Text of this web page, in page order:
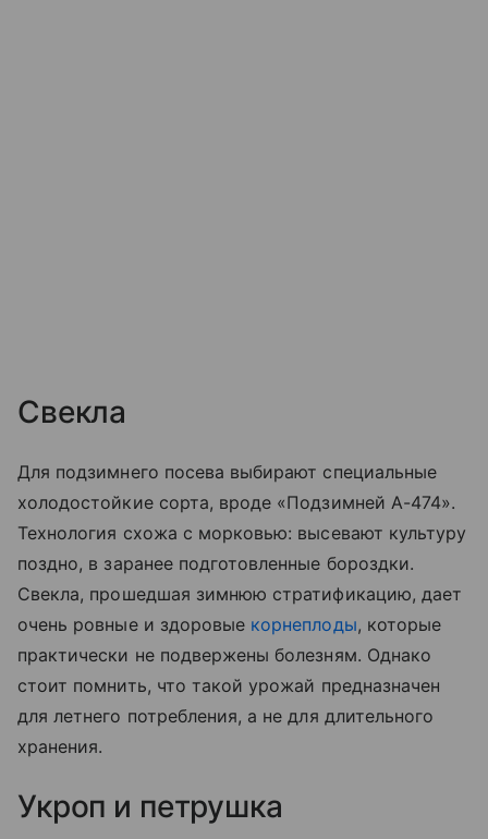
Свекла
Для подзимнего посева выбирают специальные
холодостойкие сорта, вроде «Подзимней А-474».
Технология схожа с морковью: высевают культуру
поздно, в заранее подготовленные бороздки.
Свекла, прошедшая зимнюю стратификацию, дает
очень ровные и здоровые корнеплоды, которые
практически не подвержены болезням. Однако
стоит помнить, что такой урожай предназначен
для летнего потребления, а не для длительного
хранения.
Укроп и петрушка